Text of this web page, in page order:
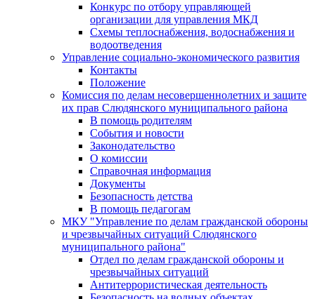
Конкурс по отбору управляющей
организации для управления МКД
Схемы теплоснабжения, водоснабжения и
водоотведения
Управление социально-экономического развития
Контакты
Положение
Комиссия по делам несовершеннолетних и защите
их прав Слюдянского муниципального района
В помощь родителям
События и новости
Законодательство
О комиссии
Справочная информация
Документы
Безопасность детства
В помощь педагогам
МКУ "Управление по делам гражданской обороны
и чрезвычайных ситуаций Слюдянского
муниципального района"
Отдел по делам гражданской обороны и
чрезвычайных ситуаций
Антитеррористическая деятельность